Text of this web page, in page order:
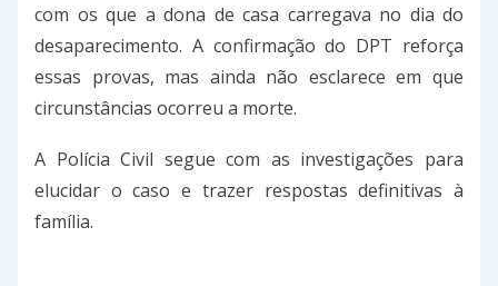
com os que a dona de casa carregava no dia do
desaparecimento. A confirmação do DPT reforça
essas provas, mas ainda não esclarece em que
circunstâncias ocorreu a morte.
A Polícia Civil segue com as investigações para
elucidar o caso e trazer respostas definitivas à
família.